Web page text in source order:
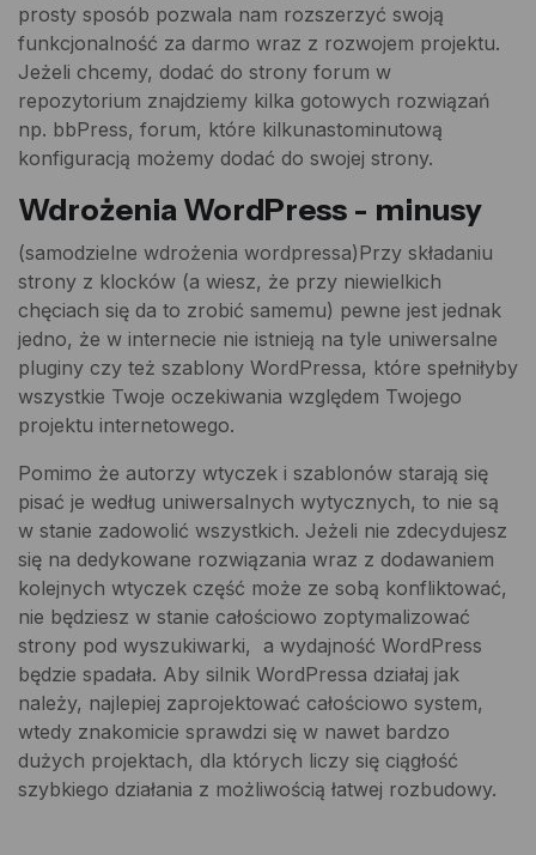
prosty sposób pozwala nam rozszerzyć swoją
funkcjonalność za darmo wraz z rozwojem projektu.
Jeżeli chcemy, dodać do strony forum w
repozytorium znajdziemy kilka gotowych rozwiązań
np. bbPress, forum, które kilkunastominutową
konfiguracją możemy dodać do swojej strony.
Wdrożenia WordPress - minusy
(samodzielne wdrożenia wordpressa)Przy składaniu
strony z klocków (a wiesz, że przy niewielkich
chęciach się da to zrobić samemu) pewne jest jednak
jedno, że w internecie nie istnieją na tyle uniwersalne
pluginy czy też szablony WordPressa, które spełniłyby
wszystkie Twoje oczekiwania względem Twojego
projektu internetowego.
Pomimo że autorzy wtyczek i szablonów starają się
pisać je według uniwersalnych wytycznych, to nie są
w stanie zadowolić wszystkich. Jeżeli nie zdecydujesz
się na dedykowane rozwiązania wraz z dodawaniem
kolejnych wtyczek część może ze sobą konfliktować,
nie będziesz w stanie całościowo zoptymalizować
strony pod wyszukiwarki, a wydajność WordPress
będzie spadała. Aby silnik WordPressa działaj jak
należy, najlepiej zaprojektować całościowo system,
wtedy znakomicie sprawdzi się w nawet bardzo
dużych projektach, dla których liczy się ciągłość
szybkiego działania z możliwością łatwej rozbudowy.